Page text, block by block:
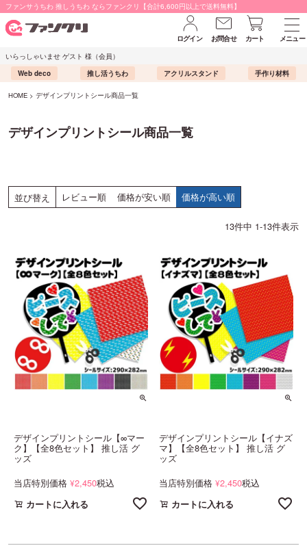
ファンサうちわ 推しうちわ ならファンクリ【合計6,600円以上で送料無料】
ログイン お問合せ カート
メニュー
いらっしゃいませ ゲスト 様（会員）
Web deco
推し活うちわ アクリルスタンド 手作り材料
HOME デザインプリントシール商品一覧
デザインプリントシール商品一覧
並び替え レビュー順 価格が安い順 価格が高い順
13件中 1-13件表示
デザインプリントシール【∞マー
ク】【全8色セット】 推し活 グ
ッズ
当店特別価格 ¥2,450税込
カートに入れる
デザインプリントシール【イナズ
マ】【全8色セット】 推し活 グ
ッズ
当店特別価格 ¥2,450税込
カートに入れる